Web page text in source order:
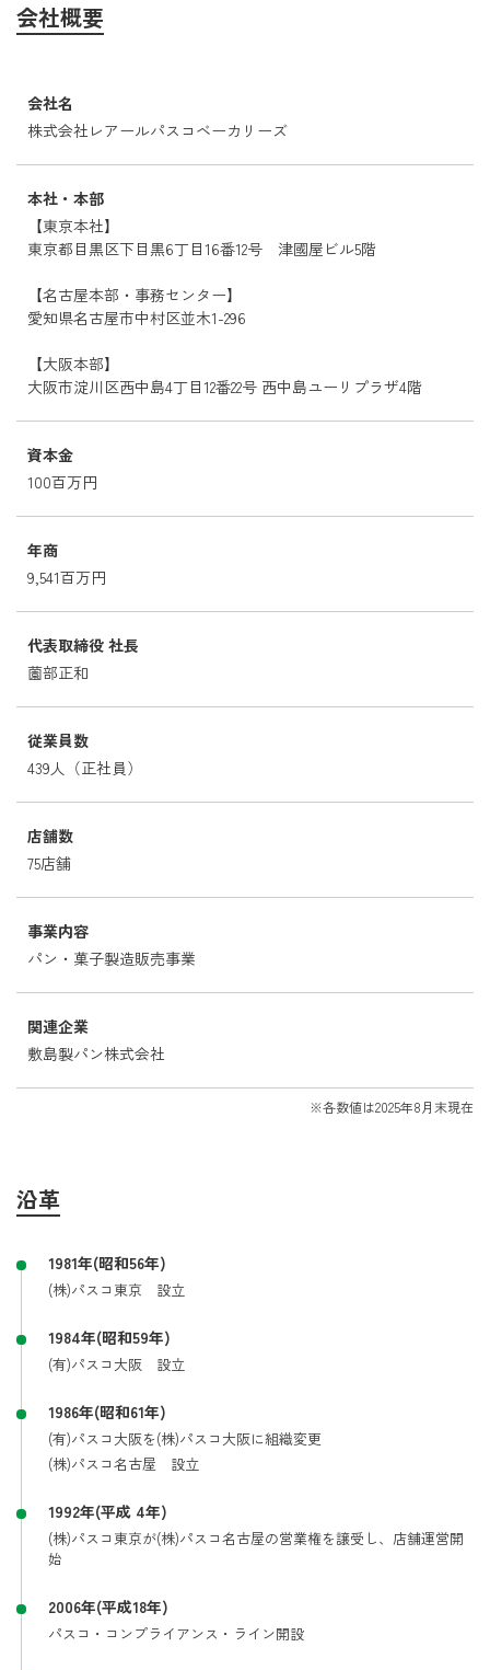
会社概要
会社名
株式会社レアールパスコベーカリーズ
本社・本部
【東京本社】
東京都目黒区下目黒6丁目16番12号 津國屋ビル5階
【名古屋本部・事務センター】
愛知県名古屋市中村区並木1-296
【大阪本部】
大阪市淀川区西中島4丁目12番22号 西中島ユーリプラザ4階
資本金
100百万円
年商
9,541百万円
代表取締役 社長
薗部正和
従業員数
439人（正社員）
店舗数
75店舗
事業内容
パン・菓子製造販売事業
関連企業
敷島製パン株式会社
※各数値は2025年8月末現在
沿革
1981年(昭和56年)
(株)パスコ東京 設立
1984年(昭和59年)
(有)パスコ大阪 設立
1986年(昭和61年)
(有)パスコ大阪を(株)パスコ大阪に組織変更
(株)パスコ名古屋 設立
1992年(平成 4年)
(株)パスコ東京が(株)パスコ名古屋の営業権を譲受し、店舗運営開
始
2006年(平成18年)
パスコ・コンプライアンス・ライン開設